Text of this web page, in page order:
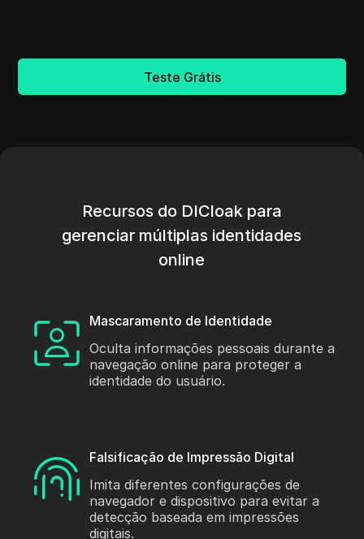
Teste Grátis
Recursos do DICloak para
gerenciar múltiplas identidades
online
Mascaramento de Identidade
Oculta informações pessoais durante a
navegação online para proteger a
identidade do usuário.
Falsificação de Impressão Digital
Imita diferentes configurações de
navegador e dispositivo para evitar a
detecção baseada em impressões
digitais.